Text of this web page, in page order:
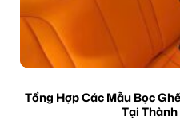
Tổng Hợp Các Mẫu Bọc
Tại